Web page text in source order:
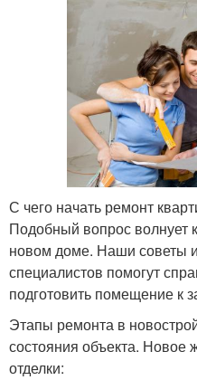
С чего начать ремонт
Подобный вопрос волнует
новом доме. Наши советы
специалистов помогут
подготовить помещение к
Этапы ремонта в
состояния объекта. Новое
отделки: